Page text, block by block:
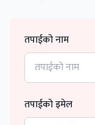
तपाईको नाम
तपाईको इमेल